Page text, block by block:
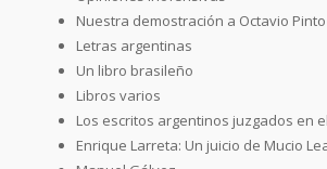
Nuestra demostración a Octavio Pinto
Letras argentinas
Un libro brasileño
Libros varios
Los escritos argentinos juzgados en
Enrique Larreta: Un juicio de Mucio